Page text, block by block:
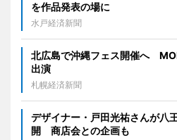
を作品発表の場に
水戸経済新聞
北広島で沖縄フェス開催へ
出演
札幌経済新聞
デザイナー・戸田光祐さんが八
開 商店会との企画も